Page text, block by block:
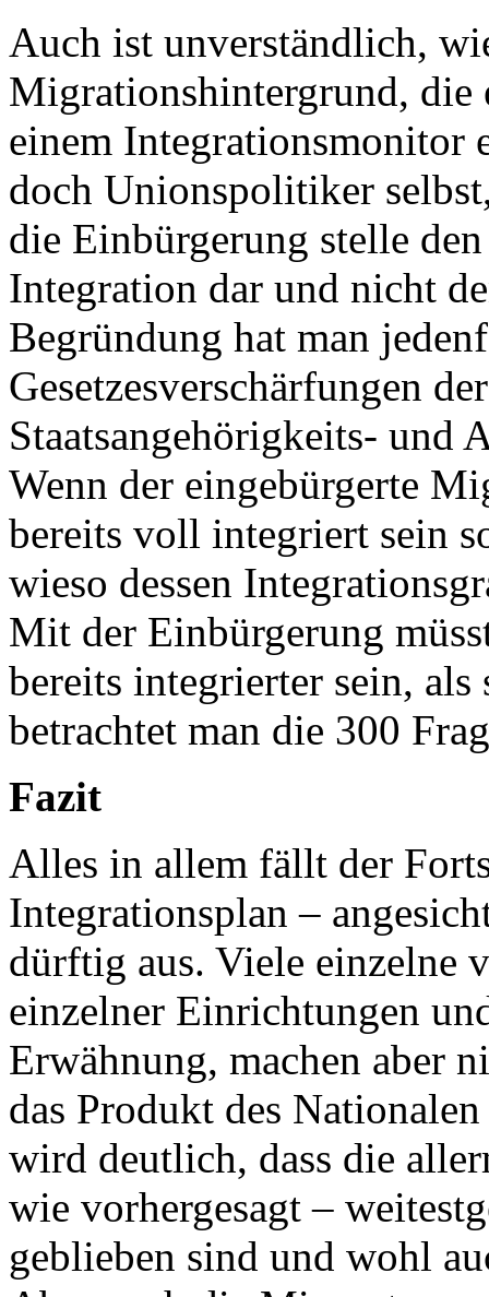
Auch ist unverständlich,
Migrationshintergrund, die
einem Integrationsmonitor
doch Unionspolitiker
die Einbürgerung stelle
Integration dar und nicht
Begründung hat man
Gesetzesverschärfungen
Staatsangehörigkeits- und
Wenn der eingebürgerte
bereits voll integriert sein
wieso dessen
Mit der Einbürgerung
bereits integrierter sein,
betrachtet man die 300
Fazit
Alles in allem fällt der
Integrationsplan –
dürftig aus. Viele einzelne
einzelner Einrichtungen
Erwähnung, machen aber
das Produkt des
wird deutlich, dass die
wie vorhergesagt –
geblieben sind und wohl